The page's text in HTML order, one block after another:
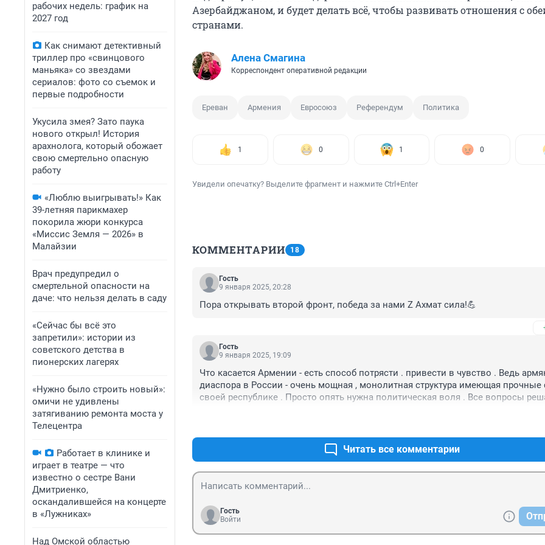
рабочих недель: график на
2027 год
Как снимают детективный
триллер про «свинцового
маньяка» со звездами
сериалов: фото со съемок и
первые подробности
Укусила змея? Зато паука
нового открыл! История
арахнолога, который обожает
свою смертельно опасную
работу
«Люблю выигрывать!» Как
39-летняя парикмахер
покорила жюри конкурса
«Миссис Земля — 2026» в
Малайзии
Врач предупредил о
смертельной опасности на
даче: что нельзя делать в саду
«Сейчас бы всё это
запретили»: истории из
советского детства в
пионерских лагерях
«Нужно было строить новый»:
омичи не удивлены
затягиванию ремонта моста у
Телецентра
Работает в клинике и
играет в театре — что
известно о сестре Вани
Дмитриенко,
оскандалившейся на концерте
в «Лужниках»
Над Омской областью
Азербайджаном, и будет делать всё, чтобы развивать отношения с
странами.
Алена Смагина
Корреспондент оперативной редакции
Ереван Армения Евросоюз Референдум Политика
1 0 1 0
Увидели опечатку? Выделите фрагмент и нажмите Ctrl+Enter
КОММЕНТАРИИ 18
Гость
9 января 2025, 20:28
Пора открывать второй фронт, победа за нами Z Ахмат сила!💪
Гость
9 января 2025, 19:09
Что касается Армении - есть способ потрясти . привести в чувство . Ведь
диаспора в России - очень мощная , монолитная структура имеющая прочные
своей республике . Просто опять нужна политическая воля . Все вопросы
Читать все комментарии
Гость
Войти